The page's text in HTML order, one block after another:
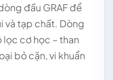
đầu GRAF để
và tạp chất. Dòng
cơ học – than
bỏ cặn, vi khuẩn